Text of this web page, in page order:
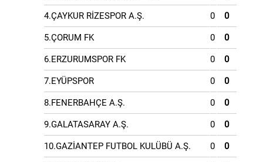
4.ÇAYKUR RİZESPOR A.Ş. 0 0
5.ÇORUM FK 0 0
6.ERZURUMSPOR FK 0 0
7.EYÜPSPOR 0 0
8.FENERBAHÇE A.Ş. 0 0
9.GALATASARAY A.Ş. 0 0
10.GAZİANTEP FUTBOL KULÜBÜ A.Ş. 0 0